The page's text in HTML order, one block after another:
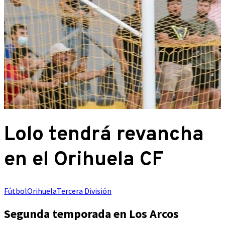
Lolo tendrá revancha
en el Orihuela CF
FútbolOrihuelaTercera División
Segunda temporada en Los Arcos